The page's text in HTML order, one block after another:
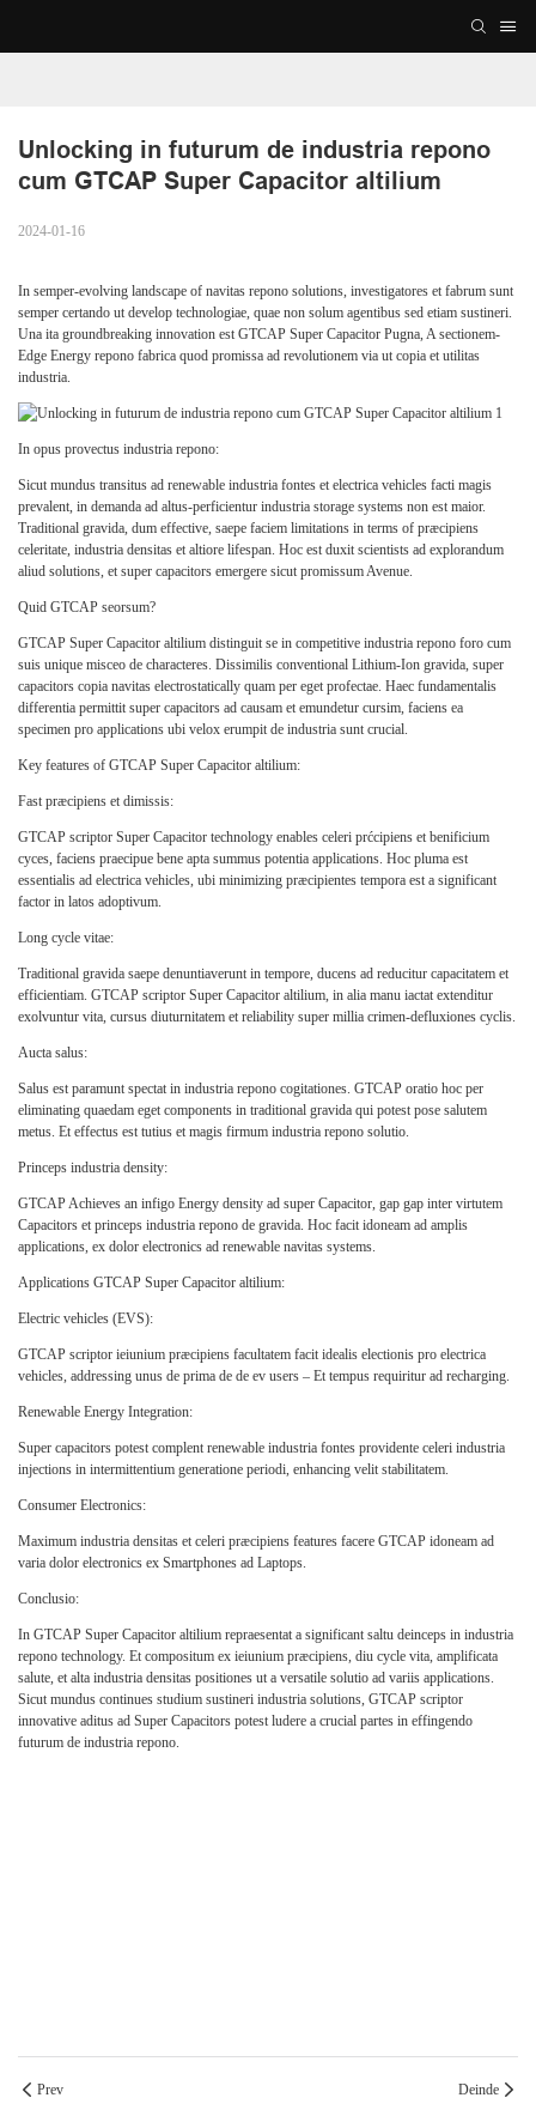
Unlocking in futurum de industria repono
cum GTCAP Super Capacitor altilium
2024-01-16
In semper-evolving landscape of navitas repono solutions, investigatores et fabrum sunt
semper certando ut develop technologiae, quae non solum agentibus sed etiam sustineri.
Una ita groundbreaking innovation est GTCAP Super Capacitor Pugna, A sectionem-
Edge Energy repono fabrica quod promissa ad revolutionem via ut copia et utilitas
industria.
In opus provectus industria repono:
Sicut mundus transitus ad renewable industria fontes et electrica vehicles facti magis
prevalent, in demanda ad altus-perficientur industria storage systems non est maior.
Traditional gravida, dum effective, saepe faciem limitations in terms of præcipiens
celeritate, industria densitas et altiore lifespan. Hoc est duxit scientists ad explorandum
aliud solutions, et super capacitors emergere sicut promissum Avenue.
Quid GTCAP seorsum?
GTCAP Super Capacitor altilium distinguit se in competitive industria repono foro cum
suis unique misceo de characteres. Dissimilis conventional Lithium-Ion gravida, super
capacitors copia navitas electrostatically quam per eget profectae. Haec fundamentalis
differentia permittit super capacitors ad causam et emundetur cursim, faciens ea
specimen pro applications ubi velox erumpit de industria sunt crucial.
Key features of GTCAP Super Capacitor altilium:
Fast præcipiens et dimissis:
GTCAP scriptor Super Capacitor technology enables celeri prćcipiens et benificium
cyces, faciens praecipue bene apta summus potentia applications. Hoc pluma est
essentialis ad electrica vehicles, ubi minimizing præcipientes tempora est a significant
factor in latos adoptivum.
Long cycle vitae:
Traditional gravida saepe denuntiaverunt in tempore, ducens ad reducitur capacitatem et
efficientiam. GTCAP scriptor Super Capacitor altilium, in alia manu iactat extenditur
exolvuntur vita, cursus diuturnitatem et reliability super millia crimen-defluxiones cyclis.
Aucta salus:
Salus est paramunt spectat in industria repono cogitationes. GTCAP oratio hoc per
eliminating quaedam eget components in traditional gravida qui potest pose salutem
metus. Et effectus est tutius et magis firmum industria repono solutio.
Princeps industria density:
GTCAP Achieves an infigo Energy density ad super Capacitor, gap gap inter virtutem
Capacitors et princeps industria repono de gravida. Hoc facit idoneam ad amplis
applications, ex dolor electronics ad renewable navitas systems.
Applications GTCAP Super Capacitor altilium:
Electric vehicles (EVS):
GTCAP scriptor ieiunium præcipiens facultatem facit idealis electionis pro electrica
vehicles, addressing unus de prima de de ev users – Et tempus requiritur ad recharging.
Renewable Energy Integration:
Super capacitors potest complent renewable industria fontes providente celeri industria
injections in intermittentium generatione periodi, enhancing velit stabilitatem.
Consumer Electronics:
Maximum industria densitas et celeri præcipiens features facere GTCAP idoneam ad
varia dolor electronics ex Smartphones ad Laptops.
Conclusio:
In GTCAP Super Capacitor altilium repraesentat a significant saltu deinceps in industria
repono technology. Et compositum ex ieiunium præcipiens, diu cycle vita, amplificata
salute, et alta industria densitas positiones ut a versatile solutio ad variis applications.
Sicut mundus continues studium sustineri industria solutions, GTCAP scriptor
innovative aditus ad Super Capacitors potest ludere a crucial partes in effingendo
futurum de industria repono.
Prev Deinde